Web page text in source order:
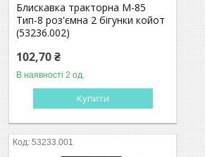
Блискавка тракторна М-85
Тип-8 роз'ємна 2 бігунки койот
(53236.002)
102,70 ₴
В наявності 2 од.
Купити
53233.001